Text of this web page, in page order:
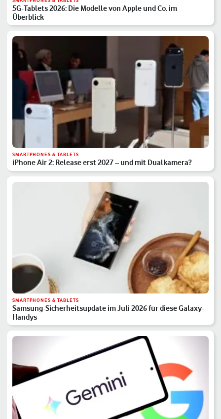
5G-Tablets 2026: Die Modelle von Apple und Co. im
Überblick
SMARTPHONES & TABLETS
iPhone Air 2: Release erst 2027 – und mit Dualkamera?
SMARTPHONES & TABLETS
Samsung-Sicherheitsupdate im Juli 2026 für diese Galaxy-
Handys